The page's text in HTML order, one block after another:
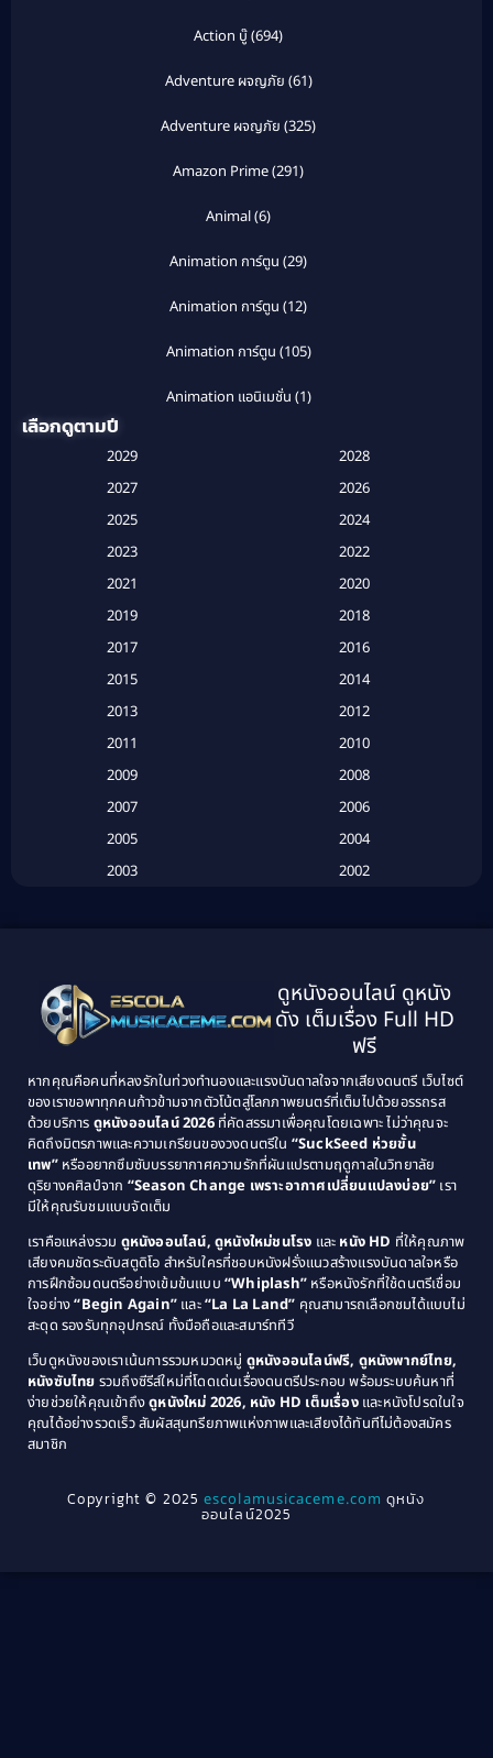
Action บู๊(694)
Adventure ผจญภัย (61)
Adventure ผจญภัย (325)
Amazon Prime(291)
Animal(6)
Animation การ์ตูน (29)
Animation การ์ตูน (12)
Animation การ์ตูน (105)
Animation แอนิเมชั่น (1)
Based on a True Story สร้างจากเรื่องจริง(2)
Based on a True Story เรื่องจริง (20)
Based on a True Story เรื่องจริง (16)
(134)
Classic หนังคลาสสิก(21)
Classic หนังคลาสสิก(25)
Comedy ตลก(46)
Comedy ตลก(515)
Coming of Age ก้าวพ้นวัย(1)
Coming-of-Age(3)
Community(1)
Crime อาชญากรรม(78)
Cult Film(4)
เลือกดูตามปี
2029
2028
2027
2026
2025
2024
2023
2022
2021
2020
2019
2018
2017
2016
2015
2014
2013
2012
2011
2010
2009
2008
2007
2006
2005
2004
2003
2002
1995
1994
1993
1992
1989
1988
1987
1986
1985
1984
1983
1982
1979
1978
1976
1975
1974
1971
1970
1969
1968
1964
1963
1940
ดูหนังออนไลน์ ดูหนัง
ดัง เต็มเรื่อง Full HD
ฟรี
หากคุณคือคนที่หลงรักในท่วงทำนองและแรงบันดาลใจจากเสียงดนตรี เว็บไซต์
ของเราขอพาทุกคนก้าวข้ามจากตัวโน้ตสู่โลกภาพยนตร์ที่เต็มไปด้วยอรรถรส
ด้วยบริการ ดูหนังออนไลน์ 2026ที่คัดสรรมาเพื่อคุณโดยเฉพาะ ไม่ว่าคุณจะ
คิดถึงมิตรภาพและความเกรียนของวงดนตรีใน “SuckSeed ห่วยขั้น
เทพ”หรืออยากซึมซับบรรยากาศความรักที่ผันแปรตามฤดูกาลในวิทยาลัย
ดุริยางคศิลป์จาก “Season Change เพราะอากาศเปลี่ยนแปลงบ่อย” เรา
มีให้คุณรับชมแบบจัดเต็ม
เราคือแหล่งรวม ดูหนังออนไลน์, ดูหนังใหม่ชนโรง และ หนัง HD ที่ให้คุณภาพ
เสียงคมชัดระดับสตูดิโอ สำหรับใครที่ชอบหนังฝรั่งแนวสร้างแรงบันดาลใจหรือ
การฝึกซ้อมดนตรีอย่างเข้มข้นแบบ “Whiplash” หรือหนังรักที่ใช้ดนตรีเชื่อม
ใจอย่าง“Begin Again” และ“La La Land” คุณสามารถเลือกชมได้แบบไม่
สะดุด รองรับทุกอุปกรณ์ ทั้งมือถือและสมาร์ททีวี
เว็บดูหนังของเราเน้นการรวมหมวดหมู่ ดูหนังออนไลน์ฟรี, ดูหนังพากย์ไทย,
หนังซับไทย รวมถึงซีรีส์ใหม่ที่โดดเด่นเรื่องดนตรีประกอบ พร้อมระบบค้นหาที่
ง่ายช่วยให้คุณเข้าถึงดูหนังใหม่ 2026, หนัง HD เต็มเรื่องและหนังโปรดในใจ
คุณได้อย่างรวดเร็ว สัมผัสสุนทรียภาพแห่งภาพและเสียงได้ทันทีไม่ต้องสมัคร
สมาชิก
Copyright © 2025escolamusicaceme.com ดูหนัง
ออนไลน์2025